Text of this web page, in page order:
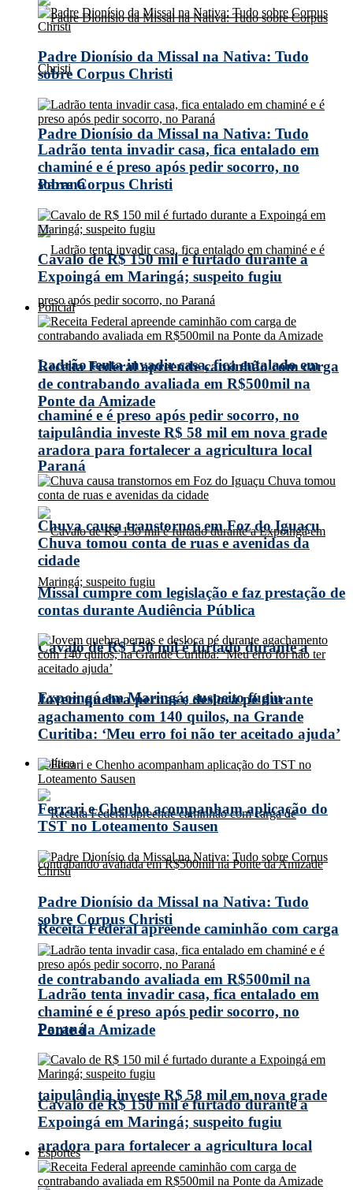
Padre Dionísio da Missal na Nativa: Tudo
sobre Corpus Christi
Ladrão tenta invadir casa, fica entalado em
chaminé e é preso após pedir socorro, no
Paraná
Cavalo de R$ 150 mil é furtado durante a
Expoingá em Maringá; suspeito fugiu
Política
Receita Federal apreende caminhão com carga
de contrabando avaliada em R$500mil na
Ponte da Amizade
taipulândia investe R$ 58 mil em nova grade
aradora para fortalecer a agricultura local
Padre Dionísio da Missal na Nativa: Tudo
sobre Corpus Christi
Ladrão tenta invadir casa, fica entalado em
chaminé e é preso após pedir socorro, no
Paraná
Cavalo de R$ 150 mil é furtado durante a
Expoingá em Maringá; suspeito fugiu
Policial
Receita Federal apreende caminhão com carga
de contrabando avaliada em R$500mil na
Ponte da Amizade
taipulândia investe R$ 58 mil em nova grade
aradora para fortalecer a agricultura local
Chuva causa transtornos em Foz do Iguaçu
Chuva tomou conta de ruas e avenidas da
cidade
Missal cumpre com legislação e faz prestação de
contas durante Audiência Pública
Jovem quebra pernas e desloca pé durante
agachamento com 140 quilos, na Grande
Curitiba: ‘Meu erro foi não ter aceitado ajuda’
Ferrari e Chenho acompanham aplicação do
TST no Loteamento Sausen
Padre Dionísio da Missal na Nativa: Tudo
sobre Corpus Christi
Ladrão tenta invadir casa, fica entalado em
chaminé e é preso após pedir socorro, no
Paraná
Cavalo de R$ 150 mil é furtado durante a
Expoingá em Maringá; suspeito fugiu
Esportes